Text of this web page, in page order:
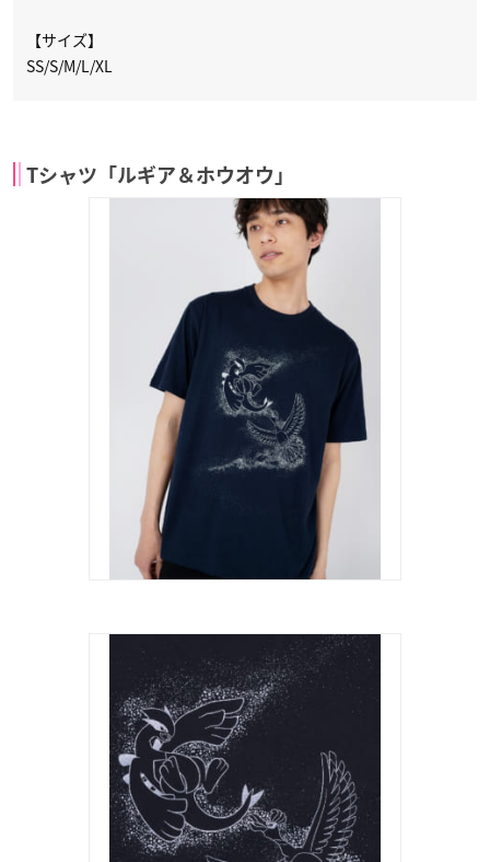
【サイズ】
SS/S/M/L/XL
Tシャツ「ルギア＆ホウオウ」